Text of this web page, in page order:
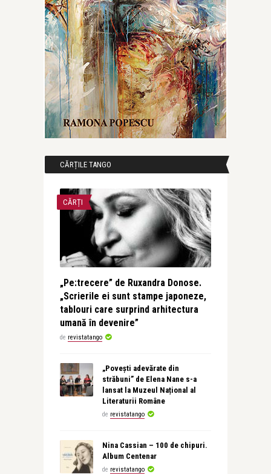
CĂRȚILE TANGO
CĂRȚI
„Pe:trecere” de Ruxandra Donose.
„Scrierile ei sunt stampe japoneze,
tablouri care surprind arhitectura
umană în devenire”
de revistatango
„Povești adevărate din
străbuni” de Elena Nane s-a
lansat la Muzeul Național al
Literaturii Române
de revistatango
Nina Cassian – 100 de chipuri.
Album Centenar
de revistatango